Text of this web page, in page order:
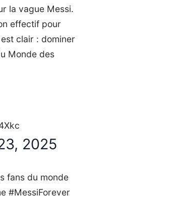
la vague Messi.
effectif pour
clair : dominer
Monde des
2025
fans du monde
#MessiForever